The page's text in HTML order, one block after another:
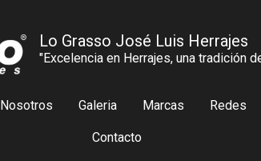
Lo Grasso José Luis Herrajes
"Excelencia en Herrajes, una tradición
Nosotros Galeria Marcas Redes
Contacto